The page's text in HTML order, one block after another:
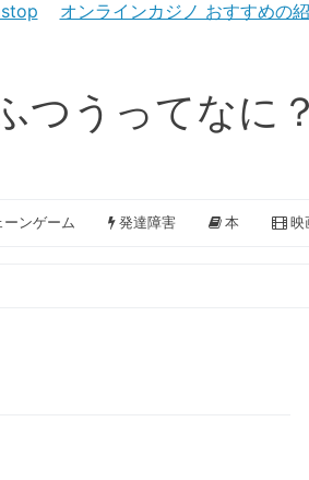
オンラインカジノ おすすめの
つうってなに？
ンゲーム 発達障害 本 映